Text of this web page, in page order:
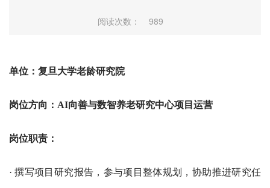
阅读次数： 989
单位：复旦大学老龄研究院
岗位方向：AI向善与数智养老研究中心项目运营
岗位职责：
· 撰写项目研究报告，参与项目整体规划，协助推进研究任